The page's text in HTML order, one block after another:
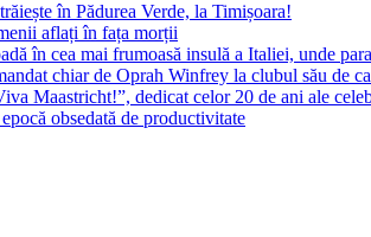
în Pădurea Verde, la Timișoara!
aflați în fața morții
în cea mai frumoasă insulă a Italiei, unde
chiar de Oprah Winfrey la clubul său de
Maastricht!”, dedicat celor 20 de ani ale
obsedată de productivitate